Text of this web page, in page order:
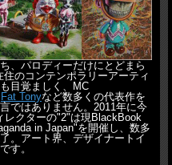
、パロディーだけにとどまら
のコンテンポラリーアーティ
目覚ましく、MC
Fat Tonyなど数多くの代表作を
ではありません。2011年に今
レクターの"2"は現BlackBook
in Japan"を開催し、数多
。アート界、デザイナートイ
す。